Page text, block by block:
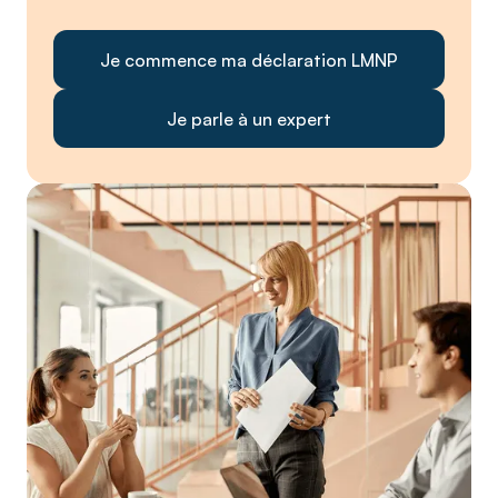
Je commence ma déclaration LMNP
Je parle à un expert